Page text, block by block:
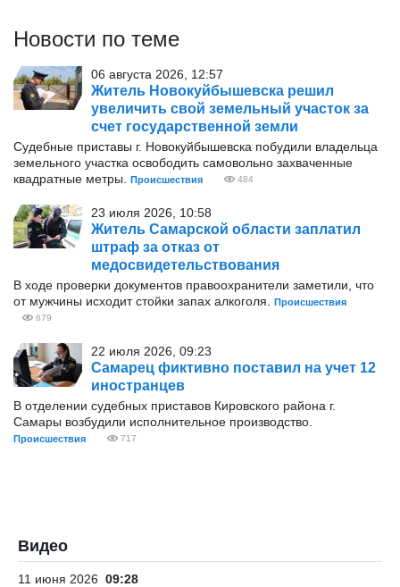
Новости по теме
06 августа 2026, 12:57
Житель Новокуйбышевска решил
увеличить свой земельный участок за
счет государственной земли
Судебные приставы г. Новокуйбышевска побудили владельца
земельного участка освободить самовольно захваченные
квадратные метры.
Происшествия 484
23 июля 2026, 10:58
Житель Самарской области заплатил
штраф за отказ от
медосвидетельствования
В ходе проверки документов правоохранители заметили, что
от мужчины исходит стойки запах алкоголя.
Происшествия
679
22 июля 2026, 09:23
Самарец фиктивно поставил на учет 12
иностранцев
В отделении судебных приставов Кировского района г.
Самары возбудили исполнительное производство.
Происшествия 717
Видео
11 июня 2026 09:28